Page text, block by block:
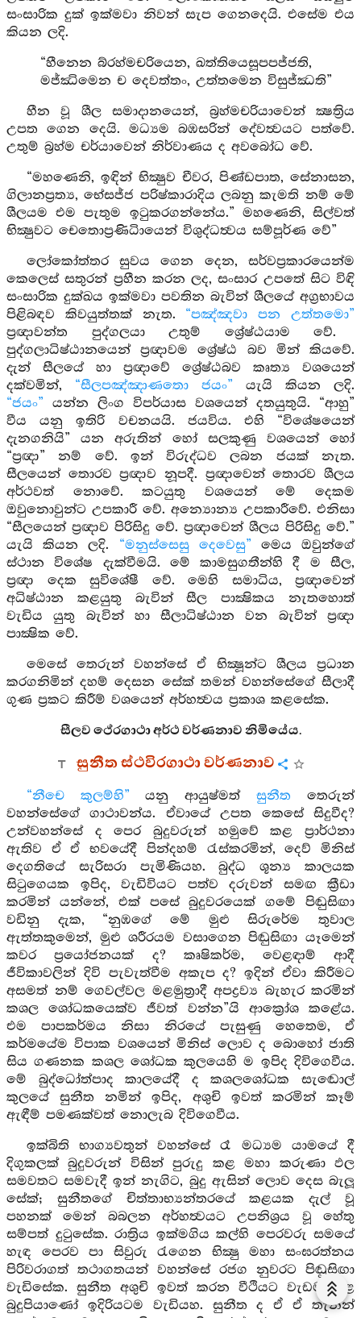
සංසාරික දුක් ඉක්මවා නිවන් සැප ගෙනදෙයි. එසේම එය
කියන ලදි.
“හීනෙන බ්රහ්මචරියෙන, ඛත්තියෙසූපපජ්ජති,
මජ්ඣිමෙන ච දෙවත්තං, උත්තමෙන විසුජ්ඣති”
හීන වූ ශීල සමාදානයෙන්, බ්‍රහ්මචරියාවෙන් ක්‍ෂත්‍රිය
උපත ගෙන දෙයි. මධ්‍යම බඹසරින් දේවත්‍වයට පත්වේ.
උතුම් බ්‍රහ්ම චර්යාවෙන් නිර්වාණය ද අවබෝධ වේ.
“මහණෙනි, ඉඳින් භික්‍ෂුව චීවර, පිණ්ඩපාත, සේනාසන,
ගිලානප්‍රත්‍ය, භේසජ්ජ පරිෂ්කාරාදිය ලබනු කැමති නම් මේ
ශීලයම එම පැතුම ඉටුකරගන්නේය.” මහණෙනි, සිල්වත්
භික්‍ෂුවට චෙතොප්‍රණිධිායෙන් විශුද්ධත්‍වය සම්පූර්ණ වේ”
ලෝකෝත්තර සුවය ගෙන දෙන, සර්වප්‍රකාරයෙන්ම
කෙලෙස් සතුරන් ප්‍රහීන කරන ලද, සංසාර උපතේ සිට විඳි
සංසාරික දුක්ඛය ඉක්මවා පවතින බැවින් ශීලයේ අග්‍රභාවය
පිළිබඳව කිවයුත්තක් නැත. “පඤ්ඤවා පන උත්තමො”
ප්‍රඥාවන්ත පුද්ගලයා උතුම් ශ්‍රේෂ්ඨයාම වේ.
පුද්ගලාධිෂ්ඨානයෙන් ප්‍රඥාවම ශ්‍රේෂ්ඨ බව මින් කියවේ.
දැන් සීලයේ හා ප්‍රඥාවේ ශ්‍රේෂ්ඨබව කෘත්‍ය වශයෙන්
දක්වමින්, “සීලපඤ්ඤාණතො ජයං” යැයි කියන ලදි.
“ජයං” යන්න ලිංග විපර්යාස වශයෙන් දතයුතුයි. “ආහු”
වීය යනු ඉතිරි වචනයයි. ජයවිය. එහි “විශේෂයෙන්
දැනගනියි” යන අරුතින් හෝ සලකුණු වශයෙන් හෝ
“ප්‍රඥා” නම් වේ. ඉන් විරුද්ධව ලබන ජයක් නැත.
සීලයෙන් තොරව ප්‍රඥාව නූපදී. ප්‍රඥාවෙන් තොරව ශීලය
අර්ථවත් නොවේ. කටයුතු වශයෙන් මේ දෙකම
ඔවුනොවුන්ට උපකාරී වේ. අන්‍යොන්‍ය උපකාරීවේ. එනිසා
“සීලයෙන් ප්‍රඥාව පිරිසිදු වේ. ප්‍රඥාවෙන් ශීලය පිරිසිදු වේ.”
යැයි කියන ලදි. “මනුස්සෙසු දෙවෙසු” මෙය ඔවුන්ගේ
ස්ථාන විශේෂ දැක්වීමයි. මේ කාමසුගතීන්හි දී ම සීල,
ප්‍රඥා දෙක සුවිශේෂී වේ. මෙහි සමාධිය, ප්‍රඥාවෙන්
අධිෂ්ඨාන කළයුතු බැවින් සීල පාක්‍ෂිකය නැතහොත්
වැඩිය යුතු බැවින් හා සීලාධිෂ්ඨාන වන බැවින් ප්‍රඥා
පාක්‍ෂික වේ.
මෙසේ තෙරුන් වහන්සේ ඒ භික්‍ෂූන්ට ශීලය ප්‍රධාන
කරගනිමින් දහම් දෙසන සේක් තමන් වහන්සේගේ සීලාදී
ගුණ ප්‍රකට කිරීම් වශයෙන් අර්හත්‍වය ප්‍රකාශ කළසේක.
සීලව ථේරගාථා අර්ථ වර්ණනාව නිමියේය.
සුනීත ස්ථවිරගාථා වර්ණනාව
“නීචෙ කුලම්හි” යනු ආයුෂ්මත්සුනීත තෙරුන්
වහන්සේගේ ගාථාවන්ය. ඒවායේ උපත කෙසේ සිදුවීද?
උන්වහන්සේ ද පෙර බුදුවරුන් හමුවේ කළ ප්‍රාර්ථනා
ඇතිව ඒ ඒ භවයේදී පින්දහම් රැස්කරමින්, දෙව් මිනිස්
දෙගතියේ සැරිසරා පැමිණියහ. බුද්ධ ශූන්‍ය කාලයක
සිටුගෙයක ඉපිද, වැඩිවියට පත්ව දරුවන් සමඟ ක්‍රීඩා
කරමින් යන්නේ, එක් පසේ බුදුවරයෙක් ගමේ පිඬුසිඟා
වඩිනු දැක, “නුඹගේ මේ මුළු සිරුරේම තුවාල
ඇත්තකුමෙන්, මුළු ශරීරයම වසාගෙන පිඬුසිඟා යෑමෙන්
කවර ප්‍රයෝජනයක් ද? කෘෂිකර්ම, වෙළඳාම් ආදී
ජීවිකාවලින් දිවි පැවැත්වීම අකැප ද? ඉදින් ඒවා කිරීමට
අසමත් නම් ගෙවල්වල මළමුත්‍රාදී අපද්‍රව්‍ය බැහැර කරමින්
කශල ශෝධකයෙක්ව ජීවත් වන්න”යි ආක්‍රෝශ කළේය.
එම පාපකර්මය නිසා නිරයේ පැසුණු හෙතෙම, ඒ
කර්මයේම විපාක වශයෙන් මිනිස් ලොව ද බොහෝ ජාති
සිය ගණනක කශල ශෝධක කුලයෙහි ම ඉපිද දිවිගෙවීය.
මේ බුද්ධෝත්පාද කාලයේදී ද කශලශෝධක සැඬොල්
කුලයේ සුනීත නමින් ඉපිද, අශුචි ඉවත් කරමින් කෑම්
ඇඳීම් පමණක්වත් නොලැබ දිවිගෙවීය.
ඉක්බිති භාග්‍යවතුන් වහන්සේ රෑ මධ්‍යම යාමයේ දී
දිගුකලක් බුදුවරුන් විසින් පුරුදු කළ මහා කරුණා ඵල
සමවතට සමවැදී ඉන් නැගිට, බුදු ඇසින් ලොව දෙස බැලූ
සේක්; සුනීතගේ චිත්තාභ්‍යන්තරයේ කළයක දැල් වූ
පහනක් මෙන් බබලන අර්හත්‍වයට උපනිශ්‍රය වූ හේතු
සම්පත් දුටුසේක. රාත්‍රිය ඉක්මගිය කල්හි පෙරවරු සමයේ
හැඳ පෙරව පා සිවුරු රැගෙන භික්‍ෂු මහා සංඝරත්නය
පිරිවරාගත් තථාගතයන් වහන්සේ රජග නුවරට පිඬුසිඟා
වැඩිසේක. සුනීත අශුචි ඉවත් කරන වීථියට වැඩම කළ
බුදුපියාණෝ ඉදිරියටම වැඩියහ. සුනීත ද ඒ ඒ තැනින්